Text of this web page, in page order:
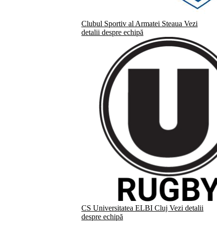
Clubul Sportiv al Armatei Steaua Vezi
detalii despre echipă
CS Universitatea ELBI Cluj Vezi detalii
despre echipă